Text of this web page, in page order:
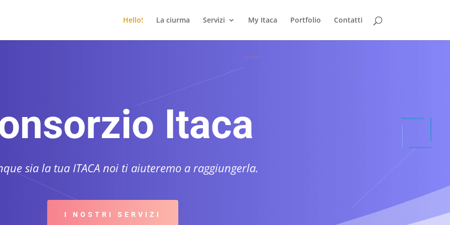
Hello! La ciurma Servizi My Itaca Portfolio Contatti
Itaca
sia la tua ITACA noi ti aiuteremo a raggiungerla.
I NOSTRI SERVIZI